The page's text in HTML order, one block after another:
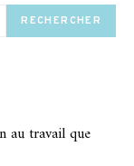
RECHERCHER
au travail que